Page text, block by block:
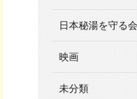
日本秘湯を守る会
映画
未分類